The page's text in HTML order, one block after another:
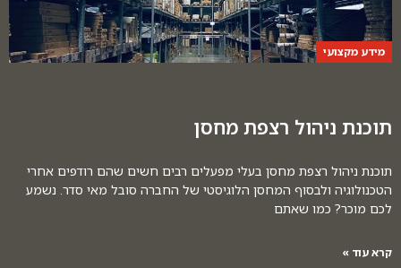
מידע מקצועי
תוכנת ניהול רצפת מחסן
תוכנת ניהול רצפת מחסן בעלי מפעלים רבים חשים שהם רודפים אחרי
הטכנולוגיה ולבסוף המחסן הלוגיסטי של החברה סובל מאי סדר. נשמע
לכם מוכר? כמו שאתם
קרא עוד »